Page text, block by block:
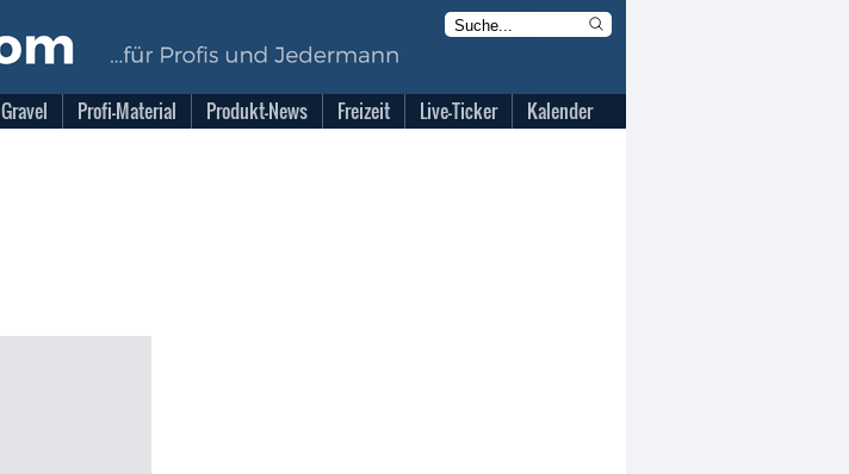
Gravel Profi-Material Produkt-News Freizeit Live-Ticker Kalender